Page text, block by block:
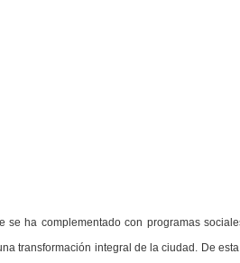
se ha complementado con programas
transformación integral de la ciudad. De